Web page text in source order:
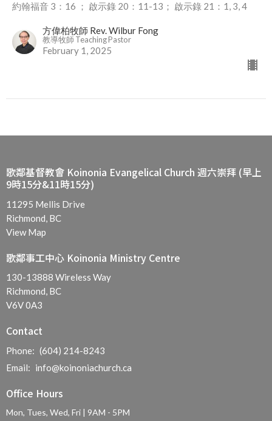
約翰福音 3：16 ； 啟示錄 20：11-13； 啟示錄 21：1, 3, 4
方偉柏牧師 Rev. Wilbur Fong
教導牧師 Teaching Pastor
February 1, 2025
歌鄰基督教會 Koinonia Evangelical Church 週六崇拜 (早上
9時15分&11時15分)
11295 Mellis Drive
Richmond, BC
View Map
歌鄰事工中心 Koinonia Ministry Centre
130-13888 Wireless Way
Richmond, BC
V6V 0A3
Contact
Phone: (604) 214-8243
Email: info@koinoniachurch.ca
Office Hours
Mon, Tues, Wed, Fri | 9AM - 5PM